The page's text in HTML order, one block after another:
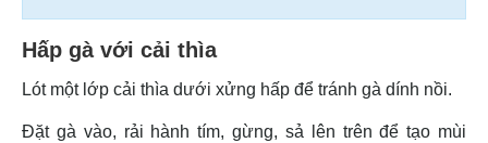
Hấp gà với cải thìa
Lót một lớp cải thìa dưới xửng hấp để tránh gà dính nồi.
Đặt gà vào, rải hành tím, gừng, sả lên trên để tạo mùi